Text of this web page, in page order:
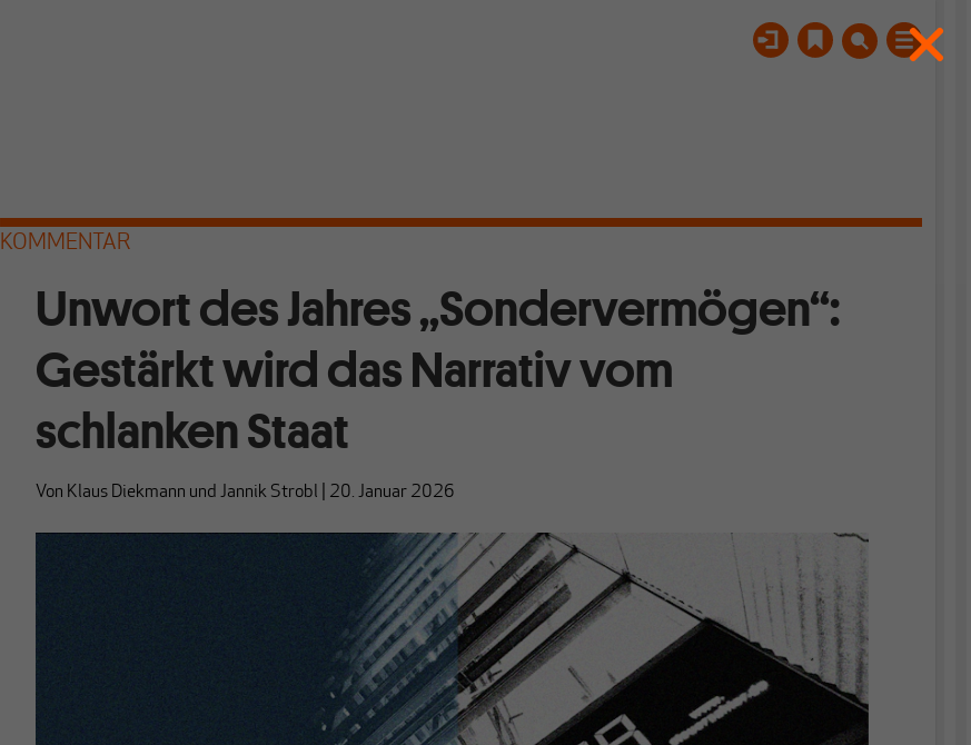
KOMMENTAR
Unwort des Jahres „Sondervermögen“:
Gestärkt wird das Narrativ vom
schlanken Staat
Von Klaus Diekmann und Jannik Strobl 20. Januar 2026